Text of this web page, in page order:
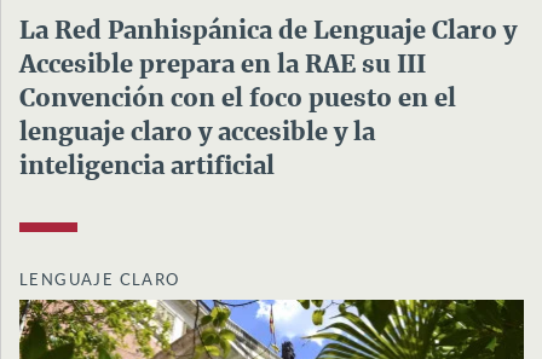
La Red Panhispánica de Lenguaje Claro y
Accesible prepara en la RAE su III
Convención con el foco puesto en el
lenguaje claro y accesible y la
inteligencia artificial
LENGUAJE CLARO